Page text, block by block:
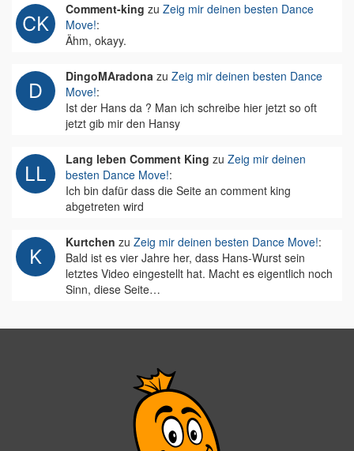
Comment-king zu Zeig mir deinen besten Dance
Move!:
Ähm, okayy.
DingoMAradona zu Zeig mir deinen besten Dance
Move!:
Ist der Hans da ? Man ich schreibe hier jetzt so oft
jetzt gib mir den Hansy
Lang leben Comment King zu Zeig mir deinen
besten Dance Move!:
Ich bin dafür dass die Seite an comment king
abgetreten wird
Kurtchen zu Zeig mir deinen besten Dance Move!:
Bald ist es vier Jahre her, dass Hans-Wurst sein
letztes Video eingestellt hat. Macht es eigentlich noch
Sinn, diese Seite…